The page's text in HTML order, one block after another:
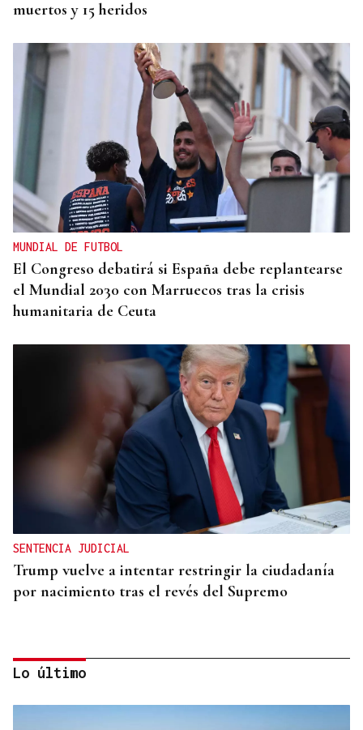
muertos y 15 heridos
MUNDIAL DE FUTBOL
El Congreso debatirá si España debe replantearse
el Mundial 2030 con Marruecos tras la crisis
humanitaria de Ceuta
SENTENCIA JUDICIAL
Trump vuelve a intentar restringir la ciudadanía
por nacimiento tras el revés del Supremo
Lo último